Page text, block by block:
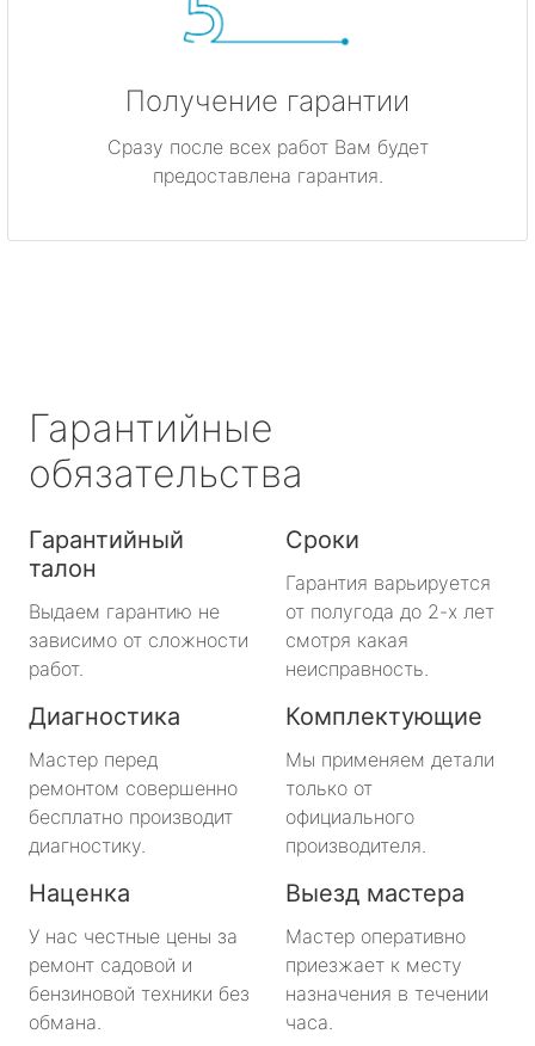
Получение гарантии
Сразу после всех работ Вам будет
предоставлена гарантия.
Гарантийные
обязательства
Гарантийный
талон
Выдаем гарантию не
зависимо от сложности
работ.
Сроки
Гарантия варьируется
от полугода до 2-х лет
смотря какая
неисправность.
Диагностика
Мастер перед
ремонтом совершенно
бесплатно производит
диагностику.
Комплектующие
Мы применяем детали
только от
официального
производителя.
Наценка
У нас честные цены за
ремонт садовой и
бензиновой техники без
обмана.
Выезд мастера
Мастер оперативно
приезжает к месту
назначения в течении
часа.